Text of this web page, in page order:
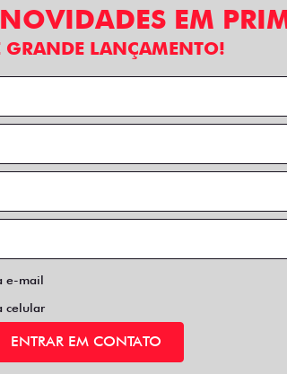
EM
GRANDE LANÇAMENTO!
e-mail
celular
ENTRAR EM CONTATO